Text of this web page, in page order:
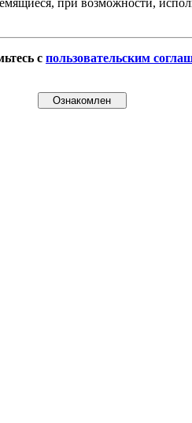
при возможности,
с пользовательским
Ознакомлен